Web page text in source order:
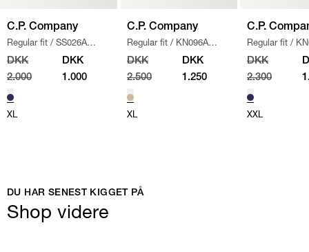
C.P. Company
Regular fit / SS026A
005086W SWEATSHIRT
DKK
2.000
DKK
1.000
XL
C.P. Company
Regular fit / KN096A
110560A STRIK / SAND
DKK
2.500
DKK
1.250
XL
C.P.
Regular fit /
/ NAVY
DKK
2.300
XXL
DU HAR SENEST KIGGET PÅ
Shop videre